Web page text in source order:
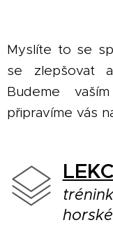
Myslíte to se
se zlepšovat
Budeme
připravíme vás